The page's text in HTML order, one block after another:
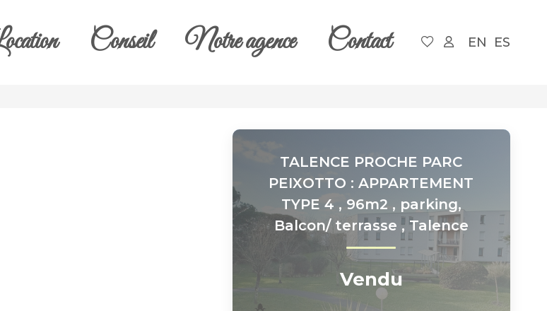
Conseil Notre agence Contact EN ES
TALENCE PROCHE PARC
PEIXOTTO : APPARTEMENT
TYPE 4 , 96m2 , parking,
Balcon/ terrasse , Talence
Vendu